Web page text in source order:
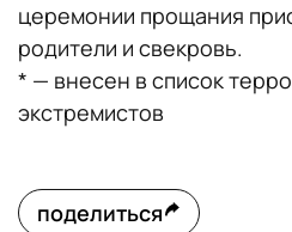
церемонии прощания
родители и свекровь.
* — внесен в список
экстремистов
поделиться